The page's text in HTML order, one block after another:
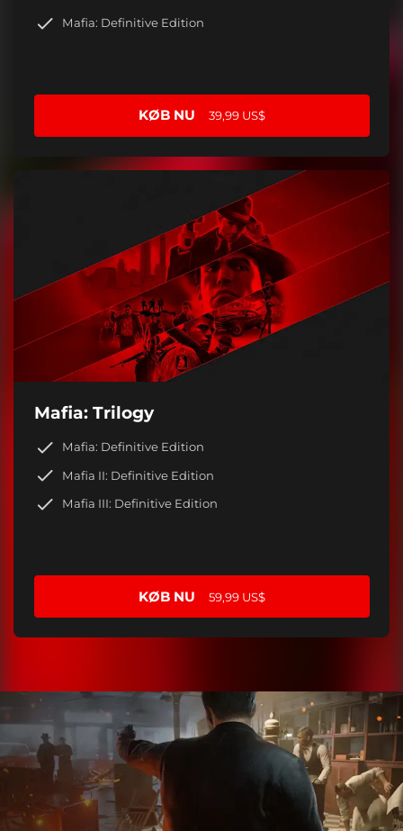
Mafia: Definitive Edition
KØB NU 39,99 US$
Mafia: Trilogy
Mafia: Definitive Edition
Mafia II: Definitive Edition
Mafia III: Definitive Edition
KØB NU 59,99 US$